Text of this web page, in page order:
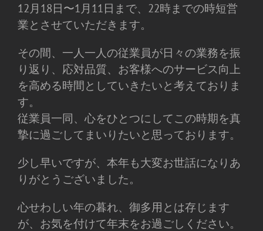
12月18日〜1月11日まで、22時までの時短営
業とさせていただきます。
その間、一人一人の従業員が日々の業務を振
り返り、応対品質、お客様へのサービス向上
を高める時間としていきたいと考えておりま
す。
従業員一同、心をひとつにしてこの時期を真
摯に過ごしてまいりたいと思っております。
少し早いですが、本年も大変お世話になりあ
りがとうございました。
心せわしい年の暮れ、御多用とは存じます
が、お気を付けて年末をお過ごしください。